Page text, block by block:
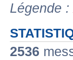
Légende :
2536